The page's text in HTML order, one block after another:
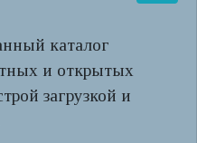
каталог
и открытых
загрузкой и